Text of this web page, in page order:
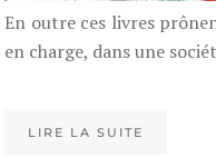
En outre ces livres
en charge, dans une
LIRE LA SUITE